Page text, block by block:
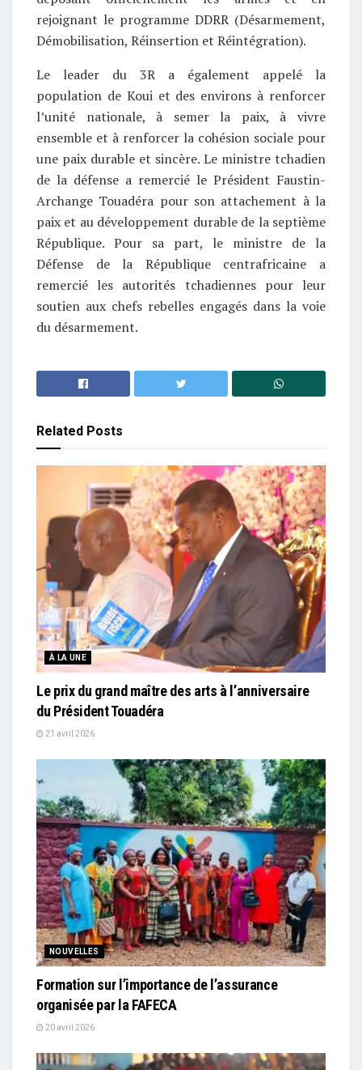
rejoignant le programme DDRR (Désarmement,
Démobilisation, Réinsertion et Réintégration).
Le leader du 3R a également appelé la
population de Koui et des environs à renforcer
l’unité nationale, à semer la paix, à vivre
ensemble et à renforcer la cohésion sociale pour
une paix durable et sincère. Le ministre tchadien
de la défense a remercié le Président Faustin-
Archange Touadéra pour son attachement à la
paix et au développement durable de la septième
République. Pour sa part, le ministre de la
Défense de la République centrafricaine a
remercié les autorités tchadiennes pour leur
soutien aux chefs rebelles engagés dans la voie
du désarmement.
Related Posts
À LA UNE
Le prix du grand maître des arts à l’anniversaire
du Président Touadéra
21 avril 2026
NOUVELLES
Formation sur l’importance de l’assurance
organisée par la FAFECA
20 avril 2026